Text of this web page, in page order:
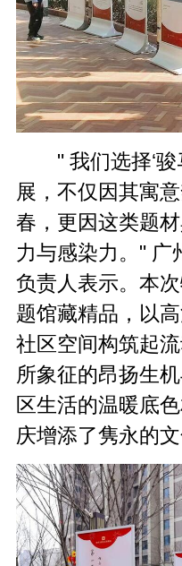
" 我们选择‘
展，不仅因其寓
春，更因这类题
力与感染力。" 广
负责人表示。本
题馆藏精品，以
社区空间构筑起
所象征的昂扬生
区生活的温暖底
庆增添了隽永的文